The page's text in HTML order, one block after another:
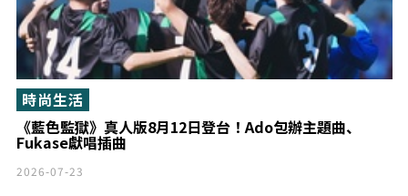
《藍色監獄》真人版8月12日登台！Ado包辦主題曲、
Fukase獻唱插曲
時尚生活
2026-07-23